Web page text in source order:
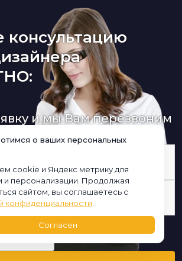
консультацию
и мы Вам перезвоним
о ваших персональных
cookie и Яндекс метрику для
и персонализации. Продолжая
сайтом, вы соглашаетесь с
конфиденциальности
Согласен